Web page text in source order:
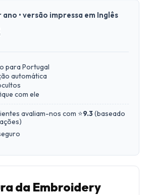
• versão impressa em Inglês
para Portugal
automática
com ele
avaliam-nos com ⭐9.3(baseado
)
da Embroidery